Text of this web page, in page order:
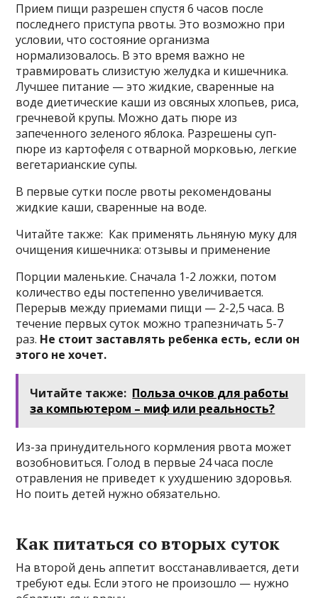
Прием пищи разрешен спустя 6 часов после
последнего приступа рвоты. Это возможно при
условии, что состояние организма
нормализовалось. В это время важно не
травмировать слизистую желудка и кишечника.
Лучшее питание — это жидкие, сваренные на
воде диетические каши из овсяных хлопьев, риса,
гречневой крупы. Можно дать пюре из
запеченного зеленого яблока. Разрешены суп-
пюре из картофеля с отварной морковью, легкие
вегетарианские супы.
В первые сутки после рвоты рекомендованы
жидкие каши, сваренные на воде.
Читайте также: Как применять льняную муку для
очищения кишечника: отзывы и применение
Порции маленькие. Сначала 1-2 ложки, потом
количество еды постепенно увеличивается.
Перерыв между приемами пищи — 2-2,5 часа. В
течение первых суток можно трапезничать 5-7
раз. Не стоит заставлять ребенка есть, если он
этого не хочет.
Читайте также: Польза очков для работы
за компьютером – миф или реальность?
Из-за принудительного кормления рвота может
возобновиться. Голод в первые 24 часа после
отравления не приведет к ухудшению здоровья.
Но поить детей нужно обязательно.
Как питаться со вторых суток
На второй день аппетит восстанавливается, дети
требуют еды. Если этого не произошло — нужно